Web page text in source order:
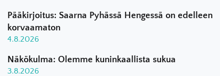
Pääkirjoitus: Saarna Pyhässä Hengessä on edelleen
korvaamaton
4.8.2026
Näkökulma: Olemme kuninkaallista sukua
3.8.2026